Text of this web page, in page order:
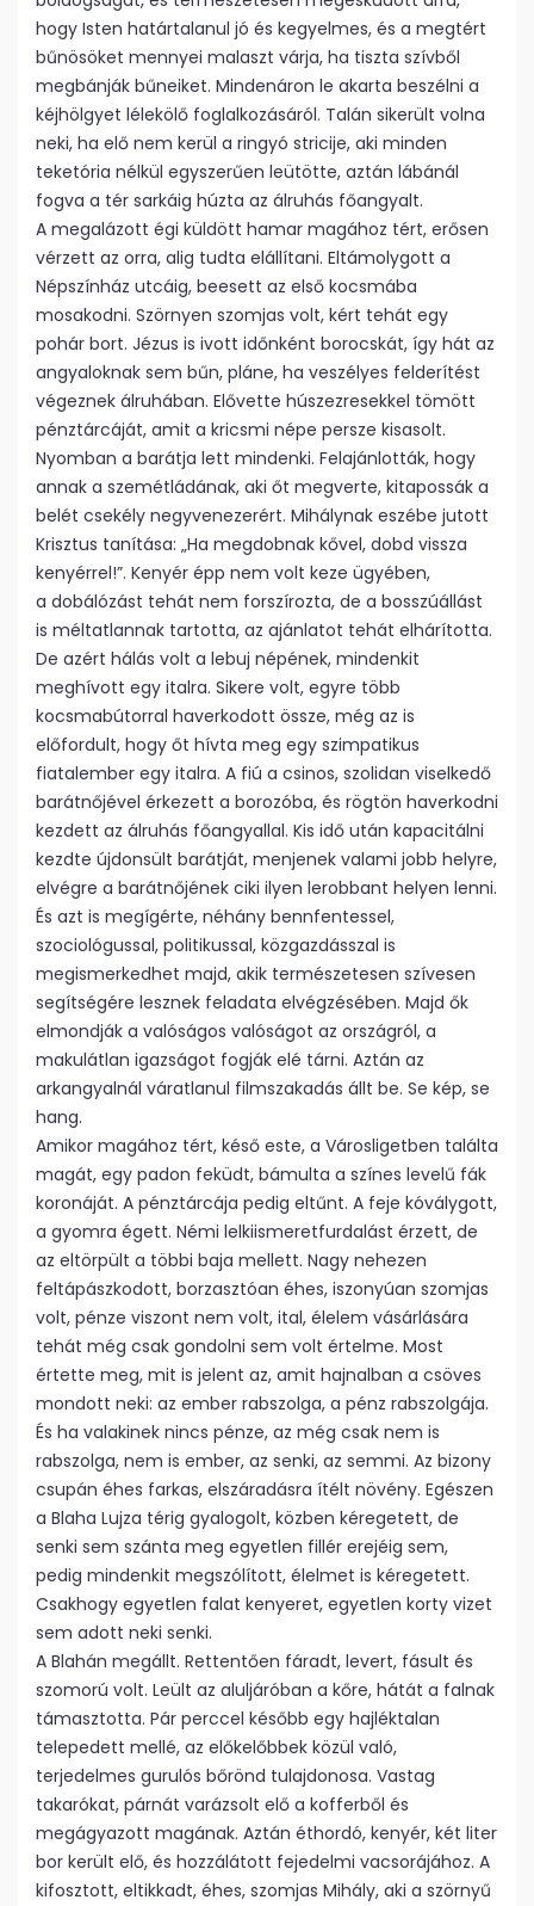
hogy Isten határtalanul jó és kegyelmes, és a megtért
bűnösöket mennyei malaszt várja, ha tiszta szívből
megbánják bűneiket. Mindenáron le akarta beszélni a
kéjhölgyet lélekölő foglalkozásáról. Talán sikerült volna
neki, ha elő nem kerül a ringyó stricije, aki minden
teketória nélkül egyszerűen leütötte, aztán lábánál
fogva a tér sarkáig húzta az álruhás főangyalt.
A megalázott égi küldött hamar magához tért, erősen
vérzett az orra, alig tudta elállítani. Eltámolygott a
Népszínház utcáig, beesett az első kocsmába
mosakodni. Szörnyen szomjas volt, kért tehát egy
pohár bort. Jézus is ivott időnként borocskát, így hát az
angyaloknak sem bűn, pláne, ha veszélyes felderítést
végeznek álruhában. Elővette húszezresekkel tömött
pénztárcáját, amit a kricsmi népe persze kisasolt.
Nyomban a barátja lett mindenki. Felajánlották, hogy
annak a szemétládának, aki őt megverte, kitapossák a
belét csekély negyvenezerért. Mihálynak eszébe jutott
Krisztus tanítása: „Ha megdobnak kővel, dobd vissza
kenyérrel!”. Kenyér épp nem volt keze ügyében,
a dobálózást tehát nem forszírozta, de a bosszúállást
is méltatlannak tartotta, az ajánlatot tehát elhárította.
De azért hálás volt a lebuj népének, mindenkit
meghívott egy italra. Sikere volt, egyre több
kocsmabútorral haverkodott össze, még az is
előfordult, hogy őt hívta meg egy szimpatikus
fiatalember egy italra. A fiú a csinos, szolidan viselkedő
barátnőjével érkezett a borozóba, és rögtön haverkodni
kezdett az álruhás főangyallal. Kis idő után kapacitálni
kezdte újdonsült barátját, menjenek valami jobb helyre,
elvégre a barátnőjének ciki ilyen lerobbant helyen lenni.
És azt is megígérte, néhány bennfentessel,
szociológussal, politikussal, közgazdásszal is
megismerkedhet majd, akik természetesen szívesen
segítségére lesznek feladata elvégzésében. Majd ők
elmondják a valóságos valóságot az országról, a
makulátlan igazságot fogják elé tárni. Aztán az
arkangyalnál váratlanul filmszakadás állt be. Se kép, se
hang.
Amikor magához tért, késő este, a Városligetben találta
magát, egy padon feküdt, bámulta a színes levelű fák
koronáját. A pénztárcája pedig eltűnt. A feje kóválygott,
a gyomra égett. Némi lelkiismeretfurdalást érzett, de
az eltörpült a többi baja mellett. Nagy nehezen
feltápászkodott, borzasztóan éhes, iszonyúan szomjas
volt, pénze viszont nem volt, ital, élelem vásárlására
tehát még csak gondolni sem volt értelme. Most
értette meg, mit is jelent az, amit hajnalban a csöves
mondott neki: az ember rabszolga, a pénz rabszolgája.
És ha valakinek nincs pénze, az még csak nem is
rabszolga, nem is ember, az senki, az semmi. Az bizony
csupán éhes farkas, elszáradásra ítélt növény. Egészen
a Blaha Lujza térig gyalogolt, közben kéregetett, de
senki sem szánta meg egyetlen fillér erejéig sem,
pedig mindenkit megszólított, élelmet is kéregetett.
Csakhogy egyetlen falat kenyeret, egyetlen korty vizet
sem adott neki senki.
A Blahán megállt. Rettentően fáradt, levert, fásult és
szomorú volt. Leült az aluljáróban a kőre, hátát a falnak
támasztotta. Pár perccel később egy hajléktalan
telepedett mellé, az előkelőbbek közül való,
terjedelmes gurulós bőrönd tulajdonosa. Vastag
takarókat, párnát varázsolt elő a kofferből és
megágyazott magának. Aztán éthordó, kenyér, két liter
bor került elő, és hozzálátott fejedelmi vacsorájához. A
kifosztott, eltikkadt, éhes, szomjas Mihály, aki a szörnyű